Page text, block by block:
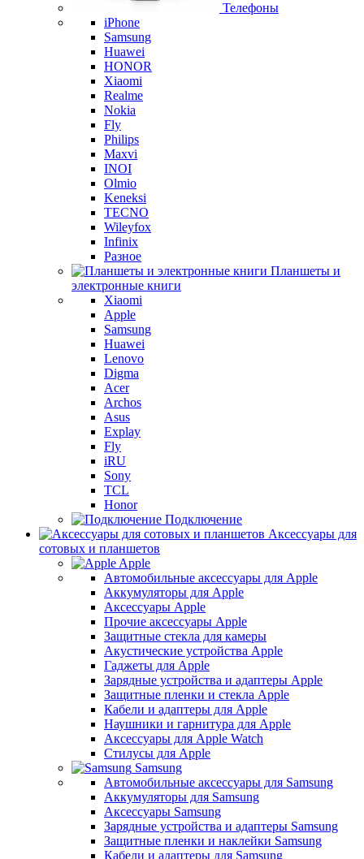
Телефоны
iPhone
Samsung
Huawei
HONOR
Xiaomi
Realme
Nokia
Fly
Philips
Maxvi
INOI
Olmio
Keneksi
TECNO
Wileyfox
Infinix
Разное
Планшеты и
электронные книги
Xiaomi
Apple
Samsung
Huawei
Lenovo
Digma
Acer
Archos
Asus
Explay
Fly
iRU
Sony
TCL
Honor
Подключение
Аксессуары для
сотовых и планшетов
Apple
Автомобильные аксессуары для Apple
Аккумуляторы для Apple
Аксессуары Apple
Прочие аксессуары Apple
Защитные стекла для камеры
Акустические устройства Apple
Гаджеты для Apple
Зарядные устройства и адаптеры Apple
Защитные пленки и стекла Apple
Кабели и адаптеры для Apple
Наушники и гарнитура для Apple
Аксессуары для Apple Watch
Стилусы для Apple
Samsung
Автомобильные аксессуары для Samsung
Аккумуляторы для Samsung
Аксессуары Samsung
Зарядные устройства и адаптеры Samsung
Защитные пленки и наклейки Samsung
Кабели и адаптеры для Samsung